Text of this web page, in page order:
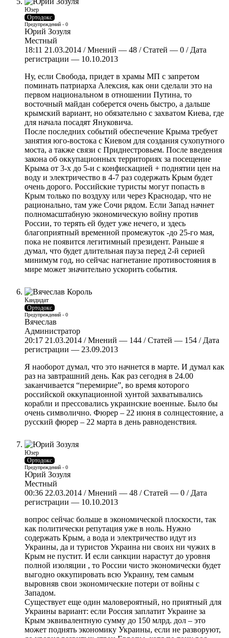
Юзер
Ортодокс
Предупреждений - 0
Юрий Зозуля
Местный
18:11 21.03.2014 / Мнений — 48 / Статей — 0 / Дата
регистрации — 10.10.2013
Ну, если Свобода, придет в храмы МП с запретом
поминать патриарха Алексия, как они сделали это на
первом национальном в отношении Путина, то
восточный майдан соберется очень быстро, а дальше
крымский вариант, но обязательно с захватом Киева, где
для начала посадят Януковича.
После последних событий обеспечение Крыма требует
занятия юго-востока с Киевом для создания сухопутного
моста, а также связи с Приднестровьем. После введения
закона об оккупационных территориях за посещение
Крыма от 3-х до 5-и с конфискацией + поднятии цен на
воду и электричество в 4-7 раз содержать Крым будет
очень дорого. Российские туристы могут попасть в
Крым только по воздуху или через Краснодар, что не
рационально, там уже Сочи рядом. Если Запад начнет
полномасштабную экономическую войну против
России, то терять ей будет уже нечего, и здесь
благоприятный временной промежуток -до 25-го мая,
пока не появится легитимный президент. Раньше я
думал, что будет длительная пауза перед 2-й серией
минимум год, но сейчас нагнетание противостояния в
мире может значительно ускорить события.
Кандидат
Ортодокс
Предупреждений - 0
Вячеслав
Администратор
20:17 21.03.2014 / Мнений — 144 / Статей — 154 / Дата
регистрации — 23.09.2013
Я наоборот думал, что это начнется в марте. И думал как
раз на завтрашний день. Как раз сегодня в 24.00
заканчивается “перемирие”, во время которого
российской оккупационной хунтой захватывались
корабли и прессовались украинские военные. Было бы
очень символично. Фюрер – 22 июня в солнцестояние, а
русский фюрер – 22 марта в день равноденствия.
Юзер
Ортодокс
Предупреждений - 0
Юрий Зозуля
Местный
00:36 22.03.2014 / Мнений — 48 / Статей — 0 / Дата
регистрации — 10.10.2013
вопрос сейчас больше в экономической плоскости, так
как политически репутация уже в ноль. Нужно
содержать Крым, а вода и электричество идут из
Украины, да и туристов Украина ни своих ни чужих в
Крым не пустит. И если санкции нарастут до уровня
полной изоляции , то России чисто экономически будет
выгодно оккупировать всю Украину, тем самым
выровняв свои экономические потери от войны с
Западом.
Существует еще один маловероятный, но приятный для
Украины вариант: если Россия заплатит Украине за
Крым эквивалентную сумму до 150 млрд. дол – это
может поднять экономику Украины, если не разворуют,